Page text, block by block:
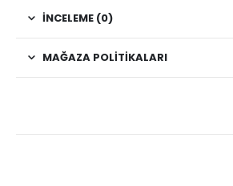
İNCELEME (0)
MAĞAZA POLITIKALARI